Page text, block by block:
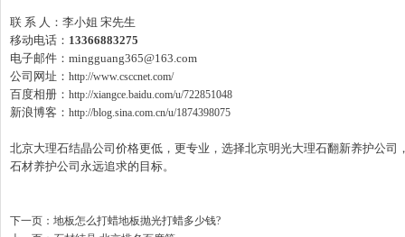
联 系 人：李小姐 宋先生
移动电话： 13366883275
电子邮件：mingguang365@163.com
公司网址： http://www.csccnet.com/
百度相册： http://xiangce.baidu.com/u/722851048
新浪博客： http://blog.sina.com.cn/u/1874398075
北京大理石结晶公司价格更低，更专业，选择北京明光大理石翻新养护公
石材养护公司永远追求的目标。
下一页： 地板怎么打蜡地板抛光打蜡多少钱?